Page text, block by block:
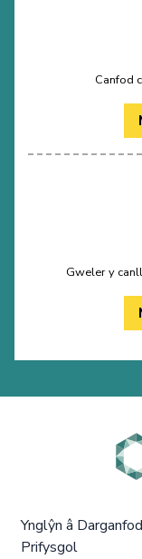
Canfod
Gweler y
Ynglŷn â Darganfod
Prifysgol